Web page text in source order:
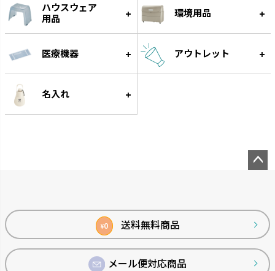
ミルクボトル ひんやりしない
保温性のある発泡素材でひんや
りしません。
わけわけフリージング
作り置きに便利な離乳食用小分
け冷凍トレーです。
ベビーガード
家の中の危険から赤ちゃんを守
ります。
ハウスウェア
用品
環境用品
医療機器 アウトレット
名入れ
¥0 送料無料商品
メール便対応商品
ップ
へ